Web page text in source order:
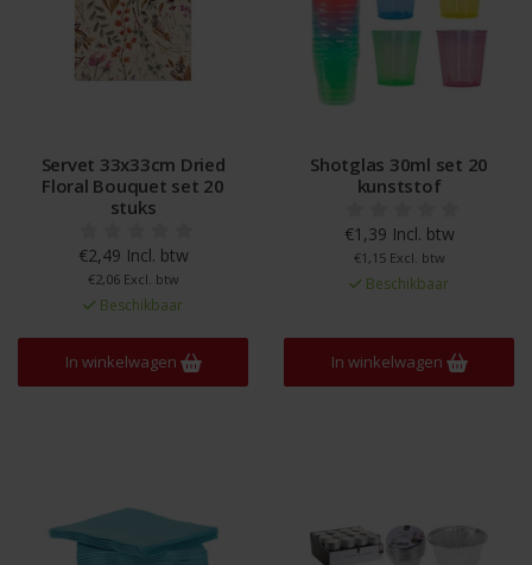
Servet 33x33cm Dried
Floral Bouquet set 20
stuks
€2,49 Incl. btw
€2,06 Excl. btw
Beschikbaar
In winkelwagen
Shotglas 30ml set 20
kunststof
€1,39 Incl. btw
€1,15 Excl. btw
Beschikbaar
In winkelwagen